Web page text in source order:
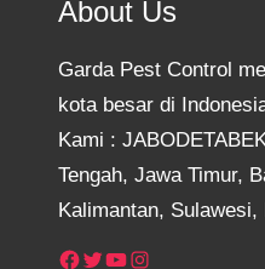
About Us
Garda Pest Control
kota besar di
Kami :
Tengah, Jawa Timur,
Kalimantan, Sulawesi,
Facebook Twitter YouTube Instagram